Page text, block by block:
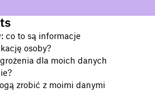
co to są informacje
osoby?
dla moich danych
zrobić z moimi danymi